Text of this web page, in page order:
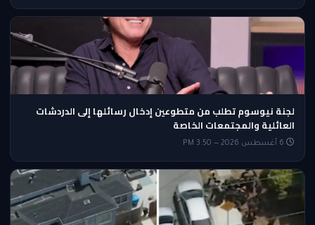
لجنة نيوسوم تطلب من متطوعين إدخال رسائلها إلى الدردشات
العائلية والمجتمعات الخاصة